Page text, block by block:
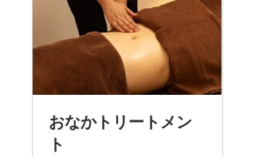
おなかトリートメン
ト